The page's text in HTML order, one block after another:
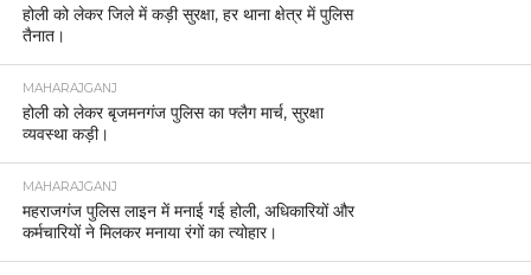
MAHARAJGANJ
होली को लेकर जिले में कड़ी सुरक्षा, हर थाना क्षेत्र में पुलिस
तैनात।
MAHARAJGANJ
होली को लेकर बृजमनगंज पुलिस का फ्लैग मार्च, सुरक्षा
व्यवस्था कड़ी।
MAHARAJGANJ
महराजगंज पुलिस लाइन में मनाई गई होली, अधिकारियों और
कर्मचारियों ने मिलकर मनाया रंगों का त्योहार।